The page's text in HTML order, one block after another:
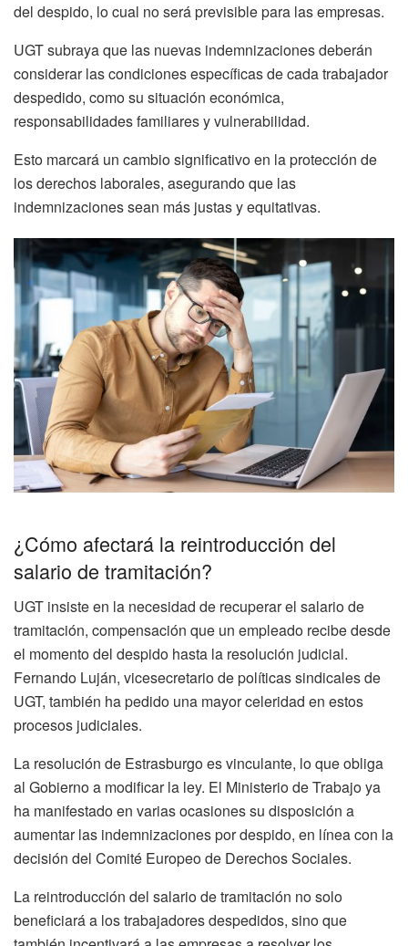
del despido, lo cual no será previsible para las empresas.
UGT subraya que las nuevas indemnizaciones deberán
considerar las condiciones específicas de cada trabajador
despedido, como su situación económica,
responsabilidades familiares y vulnerabilidad.
Esto marcará un cambio significativo en la protección de
los derechos laborales, asegurando que las
indemnizaciones sean más justas y equitativas.
¿Cómo afectará la reintroducción del
salario de tramitación?
UGT insiste en la necesidad de recuperar el salario de
tramitación, compensación que un empleado recibe desde
el momento del despido hasta la resolución judicial.
Fernando Luján, vicesecretario de políticas sindicales de
UGT, también ha pedido una mayor celeridad en estos
procesos judiciales.
La resolución de Estrasburgo es vinculante, lo que obliga
al Gobierno a modificar la ley. El Ministerio de Trabajo ya
ha manifestado en varias ocasiones su disposición a
aumentar las indemnizaciones por despido, en línea con la
decisión del Comité Europeo de Derechos Sociales.
La reintroducción del salario de tramitación no solo
beneficiará a los trabajadores despedidos, sino que